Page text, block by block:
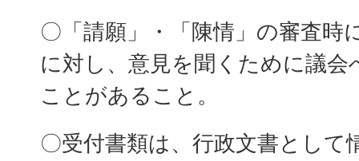
〇「請願」・「陳情」の審査時
に対し、意見を聞くために議会
ことがあること。
〇受付書類は、行政文書として